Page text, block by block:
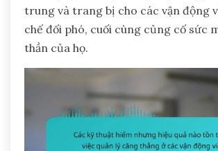
trung và trang bị cho các vận động
chế đối phó, cuối cùng củng cố sức
thần của họ.